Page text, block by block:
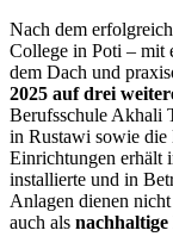
Nach dem
College in Poti – mit
dem Dach und
2025 auf drei
Berufsschule Akhali
in Rustawi sowie die
Einrichtungen erhält
installierte und in
Anlagen dienen
auch als